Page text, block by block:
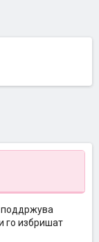
поддржува
го избришат